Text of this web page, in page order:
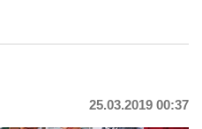
25.03.2019 00:37